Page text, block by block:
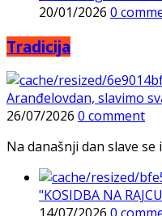
20/01/2026 0
Tradicija
Aranđelovdan, slavimo
26/07/2026 0 comment
Na današnji dan slave
"KOSIDBA NA